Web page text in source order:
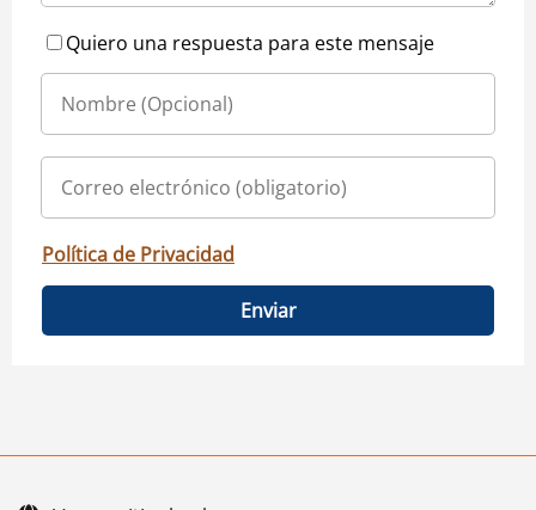
Quiero una respuesta para este mensaje
Política de Privacidad
Enviar